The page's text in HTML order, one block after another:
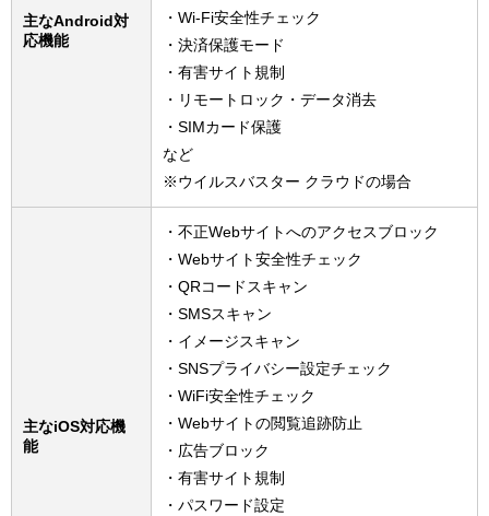
主なAndroid対
応機能
・Wi-Fi安全性チェック
・決済保護モード
・有害サイト規制
・リモートロック・データ消去
・SIMカード保護
など
※ウイルスバスター クラウドの場合
主なiOS対応機
能
・不正Webサイトへのアクセスブロック
・Webサイト安全性チェック
・QRコードスキャン
・SMSスキャン
・イメージスキャン
・SNSプライバシー設定チェック
・WiFi安全性チェック
・Webサイトの閲覧追跡防止
・広告ブロック
・有害サイト規制
・パスワード設定